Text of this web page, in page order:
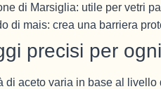
di Marsiglia: utile per vetri
di mais: crea una barriera
precisi per
di aceto varia in base al